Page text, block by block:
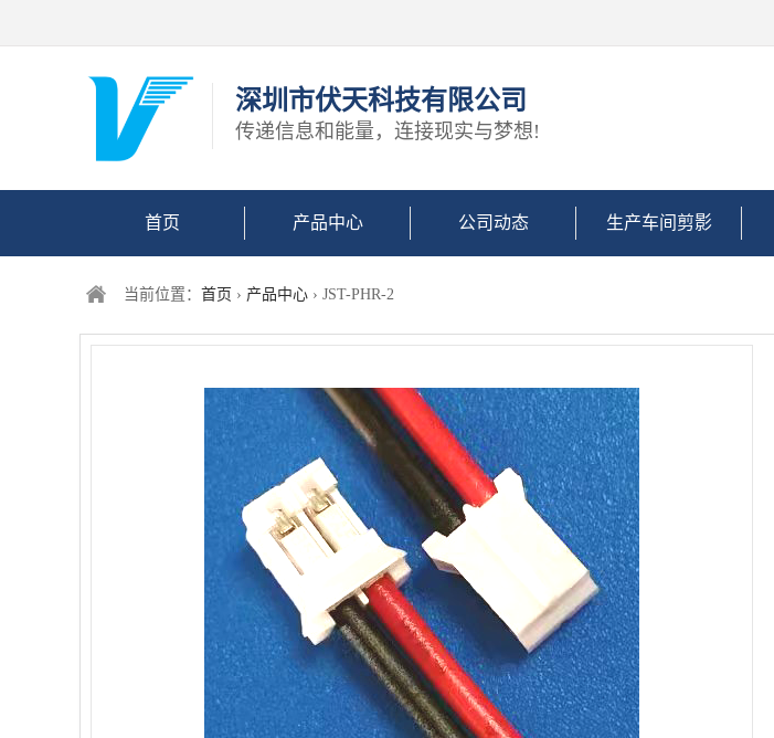
深圳市伏天科技有限公司
传递信息和能量，连接现实与梦想!
首页 产品中心 公司动态 生产车间剪影
当前位置： 首页 › 产品中心 › JST-PHR-2